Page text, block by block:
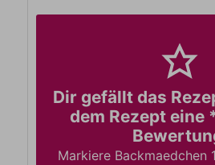
Dir gefällt das
dem Rezept eine
Markiere Backmaedchen